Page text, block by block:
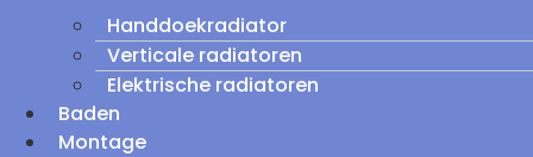
Handdoekradiator
Verticale radiatoren
Elektrische radiatoren
Baden
Montage